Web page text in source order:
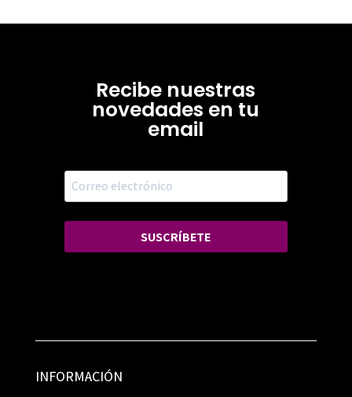
Recibe nuestras
novedades en tu
email
SUSCRÍBETE
INFORMACIÓN